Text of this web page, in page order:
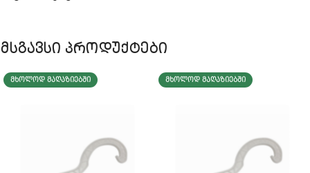
მსგავსი პროდუქტები
ᲛᲮᲝᲚᲝᲓ ᲛᲐᲦᲐᲖᲘᲔᲑᲨᲘ ᲛᲮᲝᲚᲝᲓ ᲛᲐᲦᲐᲖᲘᲔᲑᲨᲘ